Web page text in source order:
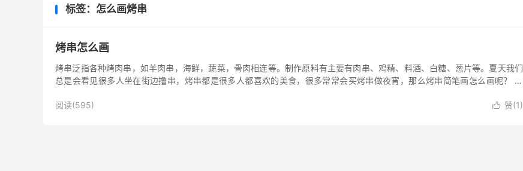
标签：怎么画烤串
烤串怎么画
烤串泛指各种烤肉串，如羊肉串，海鲜，蔬菜，骨肉相连等。制作原料有主要有肉串、鸡精、料酒、白糖、葱片等。夏天我们
总是会看见很多人坐在街边撸串，烤串都是很多人都喜欢的美食，很多常常会买烤串做夜宵，那么烤串简笔画怎么画呢？ 步
 赞(1)
阅读(595)